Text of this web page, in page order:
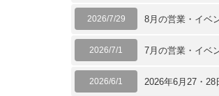
2026/7/29 8月の営業・イベ
2026/7/1 7月の営業・イベ
2026/6/1 2026年6月27・